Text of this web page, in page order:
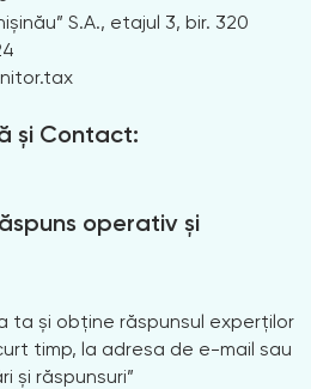
S.A., etajul 3, bir. 320
și Contact:
operativ și
ta și obține răspunsul experților
timp, la adresa de e-mail sau
și răspunsuri”